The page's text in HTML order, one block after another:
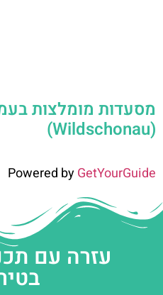
מסעדות מומלצות
(Wildschonau)
Powered byGetYourGuide
עזרה עם